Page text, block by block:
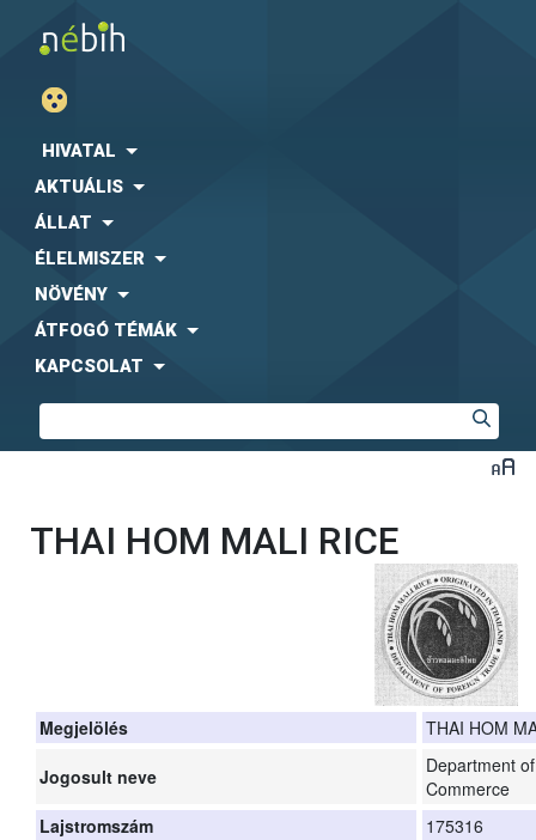
HIVATAL
AKTUÁLIS
ÁLLAT
ÉLELMISZER
NÖVÉNY
ÁTFOGÓ TÉMÁK
KAPCSOLAT
THAI HOM MALI RICE
Megjelölés THAI HOM
Jogosult neve
Department
Commerce
Lajstromszám
175316